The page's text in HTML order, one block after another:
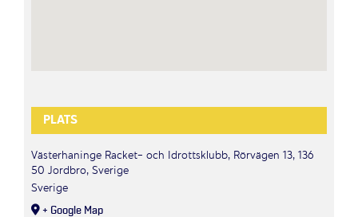
PLATS
Västerhaninge Racket- och Idrottsklubb, Rörvägen 13, 136
50 Jordbro, Sverige
Sverige
+ Google Map